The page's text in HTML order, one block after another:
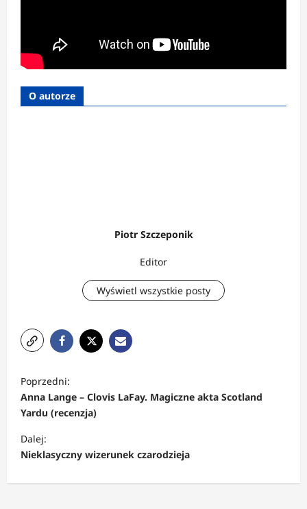
O autorze
Piotr Szczeponik
Editor
Wyświetl wszystkie posty
o
b
a
c
z
Poprzedni:
Anna Lange – Clovis LaFay. Magiczne akta Scotland
Yardu (recenzja)
Dalej:
Nieklasyczny wizerunek czarodzieja